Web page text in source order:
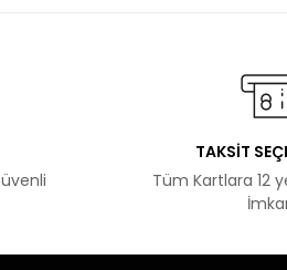
TAKSİT
Tüm Kartlara 12